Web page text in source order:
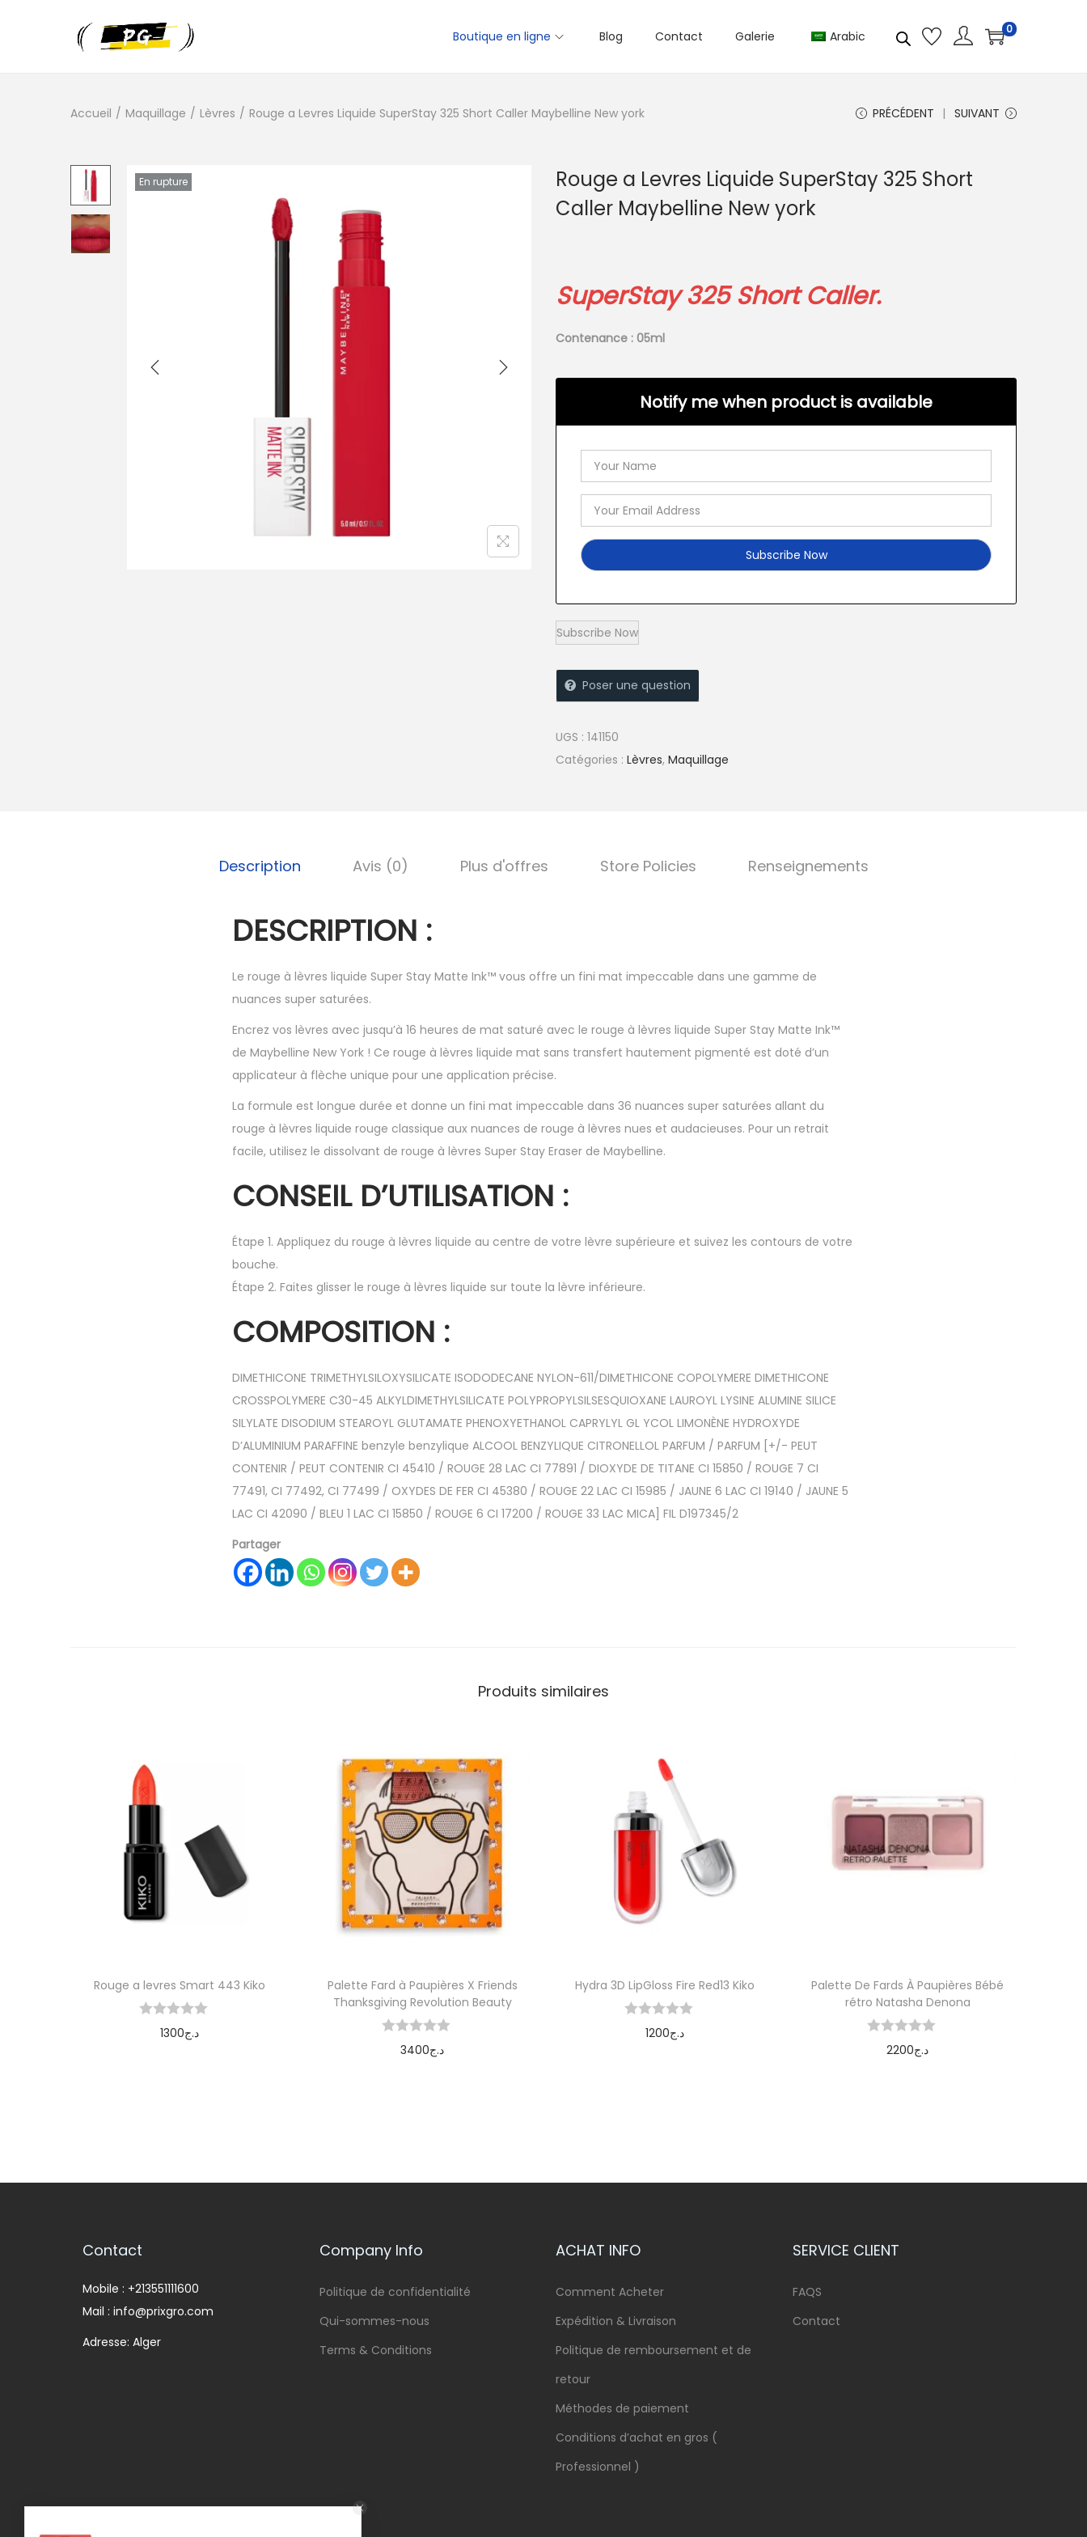
Boutique en ligne Blog Contact Galerie Arabic 0
Accueil / Maquillage / Lèvres / Rouge a Levres Liquide SuperStay 325 Short Caller Maybelline New york PRÉCÉDENT SUIVANT
En rupture
Rouge a Levres Liquide SuperStay 325 Short
Caller Maybelline New york
SuperStay 325 Short Caller.
Contenance : 05ml
Notify me when product is available
Poser une question
UGS : 141150
Catégories : Lèvres, Maquillage
Description Avis (0) Plus d'offres Store Policies Renseignements
DESCRIPTION :
Le rouge à lèvres liquide Super Stay Matte Ink™ vous offre un fini mat impeccable dans une gamme de
nuances super saturées.
Encrez vos lèvres avec jusqu’à 16 heures de mat saturé avec le rouge à lèvres liquide Super Stay Matte Ink™
de Maybelline New York ! Ce rouge à lèvres liquide mat sans transfert hautement pigmenté est doté d’un
applicateur à flèche unique pour une application précise.
La formule est longue durée et donne un fini mat impeccable dans 36 nuances super saturées allant du
rouge à lèvres liquide rouge classique aux nuances de rouge à lèvres nues et audacieuses. Pour un retrait
facile, utilisez le dissolvant de rouge à lèvres Super Stay Eraser de Maybelline.
CONSEIL D’UTILISATION :
Étape 1. Appliquez du rouge à lèvres liquide au centre de votre lèvre supérieure et suivez les contours de votre
bouche.
Étape 2. Faites glisser le rouge à lèvres liquide sur toute la lèvre inférieure.
COMPOSITION :
DIMETHICONE TRIMETHYLSILOXYSILICATE ISODODECANE NYLON-611/DIMETHICONE COPOLYMERE DIMETHICONE
CROSSPOLYMERE C30-45 ALKYLDIMETHYLSILICATE POLYPROPYLSILSESQUIOXANE LAUROYL LYSINE ALUMINE SILICE
SILYLATE DISODIUM STEAROYL GLUTAMATE PHENOXYETHANOL CAPRYLYL GL YCOL LIMONÈNE HYDROXYDE
D’ALUMINIUM PARAFFINE benzyle benzylique ALCOOL BENZYLIQUE CITRONELLOL PARFUM / PARFUM [+/- PEUT
CONTENIR / PEUT CONTENIR CI 45410 / ROUGE 28 LAC CI 77891 / DIOXYDE DE TITANE CI 15850 / ROUGE 7 CI
77491, CI 77492, CI 77499 / OXYDES DE FER CI 45380 / ROUGE 22 LAC CI 15985 / JAUNE 6 LAC CI 19140 / JAUNE 5
LAC CI 42090 / BLEU 1 LAC CI 15850 / ROUGE 6 CI 17200 / ROUGE 33 LAC MICA] FIL D197345/2
Partager
Produits similaires
Rouge a levres Smart 443 Kiko
1300د.ج
Palette Fard à Paupières X Friends
Thanksgiving Revolution Beauty
3400د.ج
Hydra 3D LipGloss Fire Red13 Kiko
1200د.ج
Palette De Fards À Paupières Bébé
rétro Natasha Denona
2200د.ج
Contact
Mobile : +213551111600
Mail : info@prixgro.com
Adresse: Alger
Company Info
Politique de confidentialité
Qui-sommes-nous
Terms & Conditions
ACHAT INFO
Comment Acheter
Expédition & Livraison
Politique de remboursement et de
retour
Méthodes de paiement
Conditions d’achat en gros (
Professionnel )
SERVICE CLIENT
FAQS
Contact